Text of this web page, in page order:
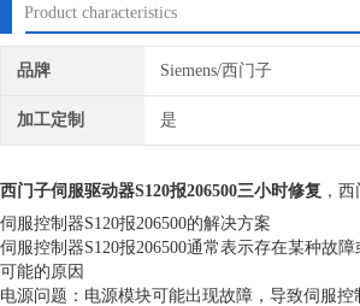
Product characteristics
品牌 Siemens/西门子
加工定制 是
西门子伺服驱动器S120报206500三小时修复 ，
伺服控制器S120报206500的解决方案
伺服控制器S120报206500通常表示存在某种故
可能的原因
电源问题：电源模块可能出现故障，导致伺服控